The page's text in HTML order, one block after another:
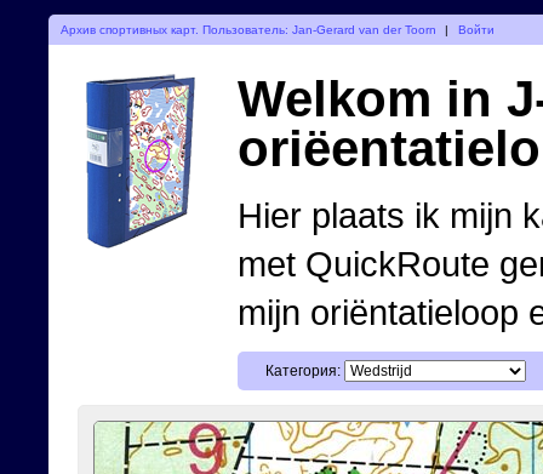
Архив спортивных карт. Пользователь: Jan-Gerard van der Toorn | Войти
Welkom in
Hier plaats ik mijn
met QuickRoute
mijn oriëntatieloop
Категория: